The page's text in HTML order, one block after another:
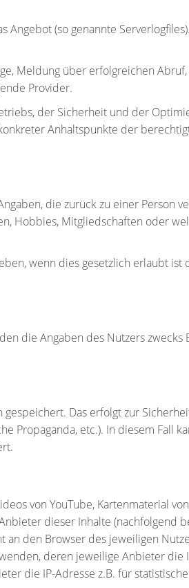
(so genannte
Meldung über erfolgreichen
Provider.
der Sicherheit und der
Anhaltspunkte der
die zurück zu einer Person
Hobbies, Mitgliedschaften oder
wenn dies gesetzlich erlaubt
die Angaben des Nutzers zwecks
Das erfolgt zur
Propaganda, etc.). In diesem Fall
von YouTube, Kartenmaterial
dieser Inhalte (nachfolgend
den Browser des jeweiligen
deren jeweilige Anbieter die
die IP-Adresse z.B. für